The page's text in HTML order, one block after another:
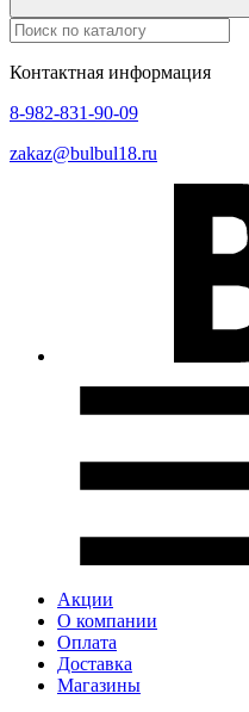
Контактная информация
8-982-831-90-09
zakaz@bulbul18.ru
Акции
О компании
Оплата
Доставка
Магазины